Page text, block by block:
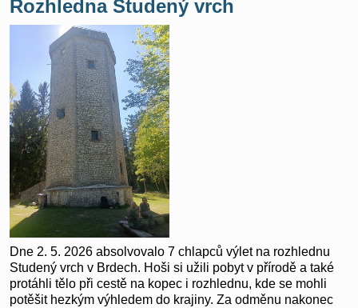
Rozhledna Studený vrch
Dne 2. 5. 2026 absolvovalo 7 chlapců výlet na rozhlednu
Studený vrch v Brdech. Hoši si užili pobyt v přírodě a také
protáhli tělo při cestě na kopec i rozhlednu, kde se mohli
potěšit hezkým výhledem do krajiny. Za odměnu nakonec